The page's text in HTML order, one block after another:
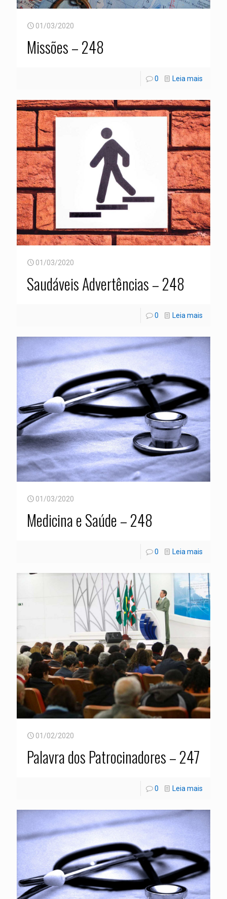
01/03/2020
Missões – 248
0 Leia mais
01/03/2020
Saudáveis Advertências – 248
0 Leia mais
01/03/2020
Medicina e Saúde – 248
0 Leia mais
01/02/2020
Palavra dos Patrocinadores – 247
0 Leia mais